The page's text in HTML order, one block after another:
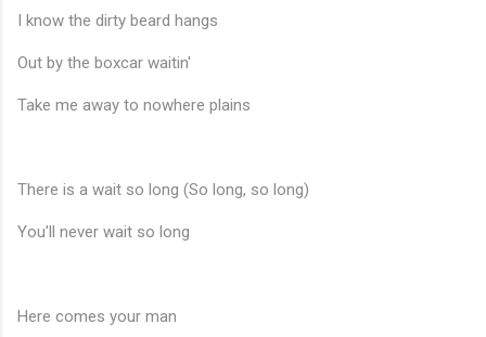
I know the dirty beard hangs
Out by the boxcar waitin'
Take me away to nowhere plains
There is a wait so long (So long, so long)
You'll never wait so long
Here comes your man